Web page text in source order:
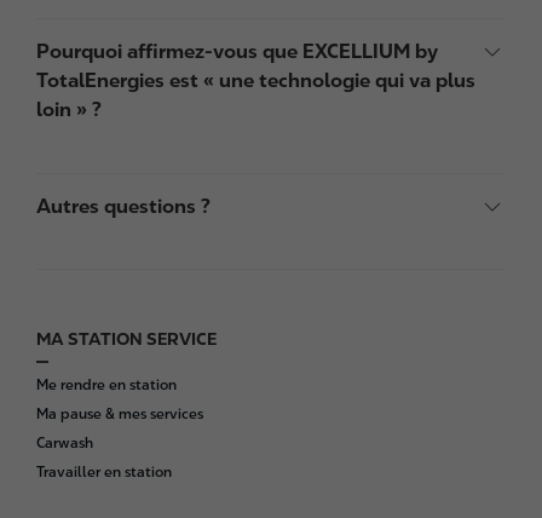
Pourquoi affirmez-vous que EXCELLIUM by
TotalEnergies est « une technologie qui va plus
loin » ?
Autres questions ?
F
o
o
t
e
MA STATION SERVICE
Me rendre en station
Ma pause & mes services
Carwash
Travailler en station